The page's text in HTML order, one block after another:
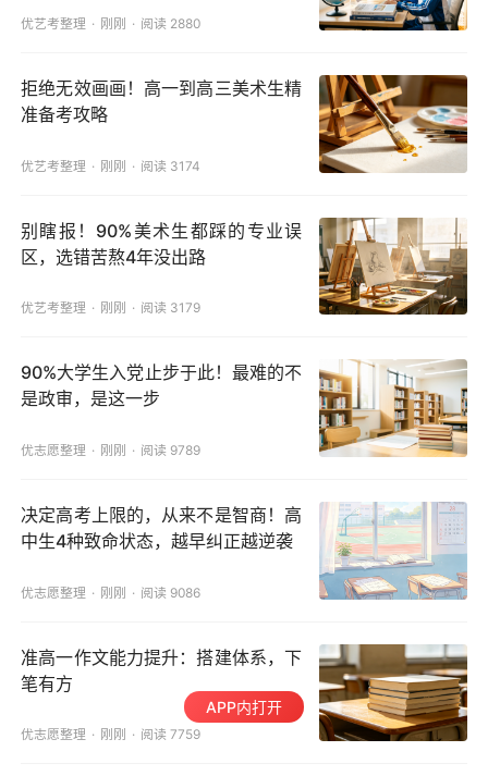
优艺考整理 刚刚 阅读 2880
拒绝无效画画！高一到高三美术生精
准备考攻略
优艺考整理 刚刚 阅读 3174
别瞎报！90%美术生都踩的专业误
区，选错苦熬4年没出路
优艺考整理 刚刚 阅读 3179
90%大学生入党止步于此！最难的不
是政审，是这一步
优志愿整理 刚刚 阅读 9789
决定高考上限的，从来不是智商！高
中生4种致命状态，越早纠正越逆袭
优志愿整理 刚刚 阅读 9086
准高一作文能力提升：搭建体系，下
笔有方
优志愿整理 刚刚 阅读 7759
APP内打开